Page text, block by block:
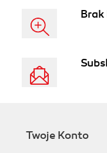
Brak
Twoje Konto